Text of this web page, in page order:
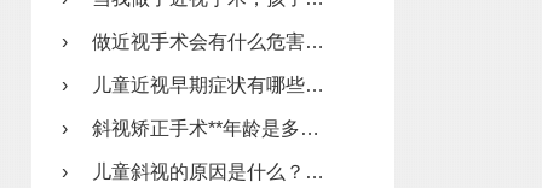
› 做近视手术会有什么危害…
› 儿童近视早期症状有哪些…
› 斜视矫正手术**年龄是多…
› 儿童斜视的原因是什么？…